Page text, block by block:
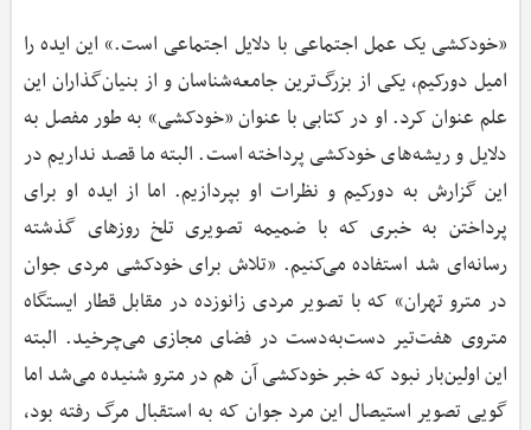
«خودکشی یک عمل اجتماعی با دلایل اجتماعی است.» این ایده را
امیل دورکیم، یکی از بزرگ‌ترین جامعه‌شناسان و از بنیان‌گذاران این
علم عنوان کرد. او در کتابی با عنوان «خودکشی» به طور مفصل به
دلایل و ریشه‌های خودکشی پرداخته است. البته ما قصد نداریم در
این گزارش به دورکیم و نظرات او بپردازیم. اما از ایده او برای
پرداختن به خبری که با ضمیمه تصویری تلخ روزهای گذشته
رسانه‌ای شد استفاده می‌کنیم. «تلاش برای خودکشی مردی جوان
در مترو تهران» که با تصویر مردی زانوزده در مقابل قطار ایستگاه
متروی هفت‌تیر دست‌به‌دست در فضای مجازی می‌چرخید. البته
این اولین‌بار نبود که خبر خودکشی آن هم در مترو شنیده می‌شد اما
گویی تصویر استیصال این مرد جوان که به استقبال مرگ رفته بود،